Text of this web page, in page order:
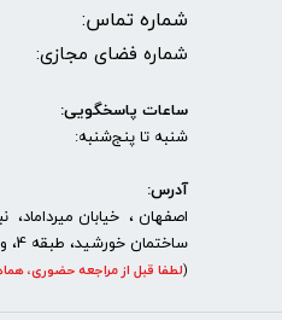
شماره
شماره فضای مجازی:
ساعات پاسخگویی:
شنبه تا پنج‌شنبه:
آدرس:
اصفهان ، خیابان میرداماد،
ساختمان خورشید، طبقه 4، واحد 11، پلاک 292
(لطفا قبل از مراجعه حضوری،